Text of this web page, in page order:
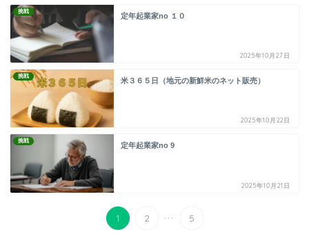
挑戦
定年起業家no １０
2025年10月27日
挑戦
米３６５日（地元の新鮮米のネット販売）
2025年10月22日
挑戦
定年起業家no 9
2025年10月21日
1 2 ... 5